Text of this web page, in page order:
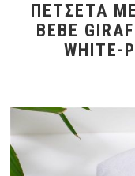
ΠΕΤΣΈΤΑ
BEBE
WHITE-